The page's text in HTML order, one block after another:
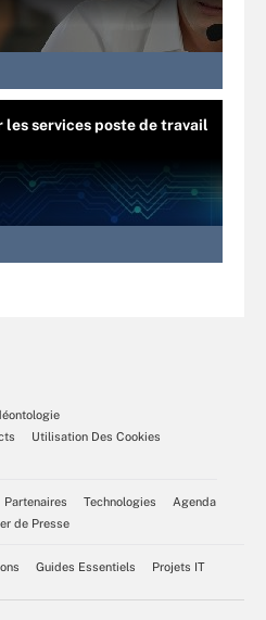
les services poste de travail
Utilisation Des Cookies
Partenaires Technologies
Agenda
de Presse
Guides Essentiels Projets IT